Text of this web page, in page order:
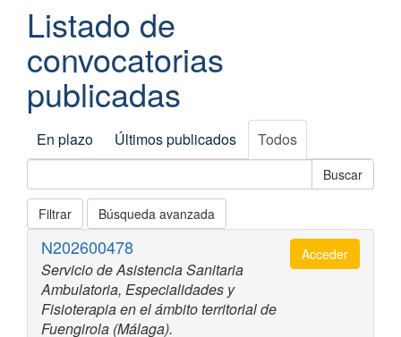
Listado de
convocatorias
publicadas
En plazo Últimos publicados Todos
Filtrar Búsqueda avanzada
N202600478
Servicio de Asistencia Sanitaria
Ambulatoria, Especialidades y
Fisioterapia en el ámbito territorial de
Fuengirola (Málaga).
Acceder